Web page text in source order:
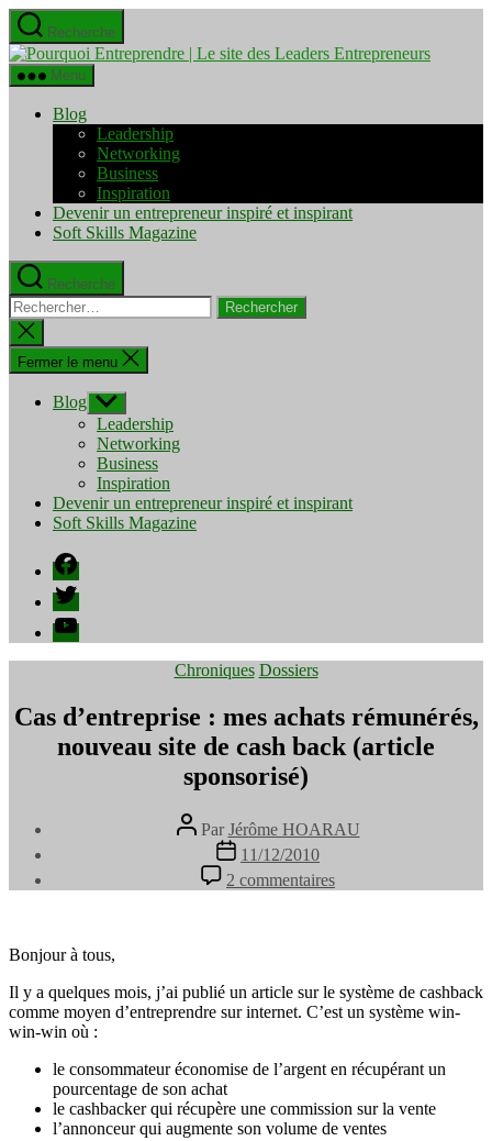
Aller
au
contenu
Recherche
Pourquoi
Menu
Blog
Leadership
Networking
Business
Inspiration
Devenir un entrepreneur inspiré et inspirant
Soft Skills Magazine
Recherche
Rechercher :
Fermer
la
recherche
Fermer le menu
Blog Afficher
le
sous-
menu
Leadership
Networking
Business
Inspiration
Devenir un entrepreneur inspiré et inspirant
Soft Skills Magazine
Facebook
Twitter
YouTube
Catégories
Chroniques Dossiers
Cas d’entreprise : mes achats rémunérés,
nouveau site de cash back (article
sponsorisé)
Auteur
de
l’article
Par Jérôme HOARAU
Date
de
l’article
11/12/2010
2 commentaires
Cas
rémunérés,
nouveau
cash
(article
sponsorisé)
Bonjour à tous,
Il y a quelques mois, j’ai publié un article sur le système de cashback
comme moyen d’entreprendre sur internet. C’est un système win-
win-win où :
le consommateur économise de l’argent en récupérant un
pourcentage de son achat
le cashbacker qui récupère une commission sur la vente
l’annonceur qui augmente son volume de ventes